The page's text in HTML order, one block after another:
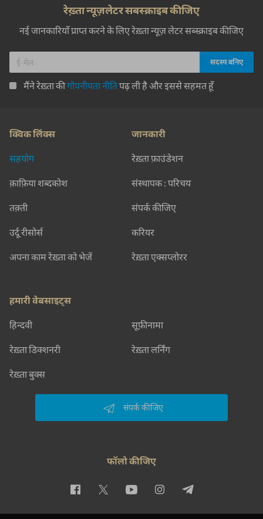
रेख़्ता न्यूज़लेटर सबस्क्राइब कीजिए
नई जानकारियाँ प्राप्त करने के लिए रेख़्ता न्यूज़ लेटर सब्स्क्राइब कीजिए
मैंने रेख़्ता कीगोपनीयता नीतिपढ़ ली है और इससे सहमत हूँ
क्विक लिंक्स
सहयोग
क़ाफ़िया शब्दकोश
तक़्ती
उर्दू रीसोर्स
अपना काम रेख़्ता को भेजें
जानकारी
रेख़्ता फ़ाउंडेशन
संस्थापक : परिचय
संपर्क कीजिए
करियर
रेख़्ता एक्सप्लोरर
हमारी वेबसाइट्स
हिन्दवी सूफ़ीनामा
रेख़्ता डिक्शनरी रेख़्ता लर्निंग
रेख़्ता बुक्स
संपर्क कीजिए
फॉलो कीजिए